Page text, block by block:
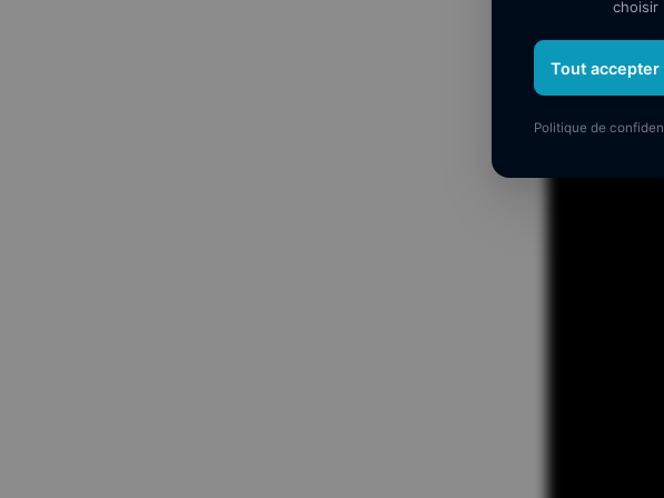
Laisser la
choisir
Tout accepter
Politique de